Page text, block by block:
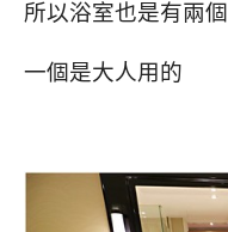
所以浴室也是有兩個
一個是大人用的